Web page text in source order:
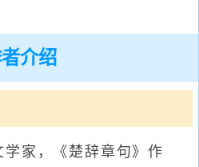
介绍
家，《楚辞章句》作